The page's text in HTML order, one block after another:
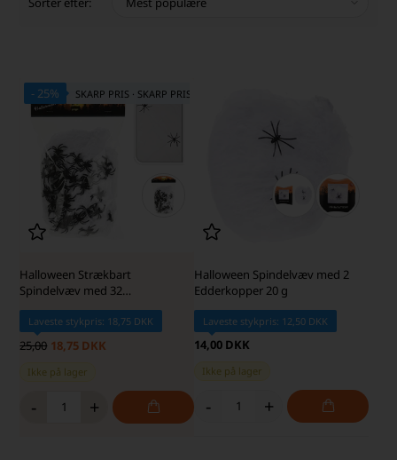
- 25% SKARP PRIS · SKARP PRIS
Halloween Strækbart
Spindelvæv med 32
Laveste stykpris: 18,75 DKK
25,00 18,75 DKK
Ikke på lager
- +
Halloween Spindelvæv med 2
Edderkopper 20 g
Laveste stykpris: 12,50 DKK
14,00 DKK
Ikke på lager
- +